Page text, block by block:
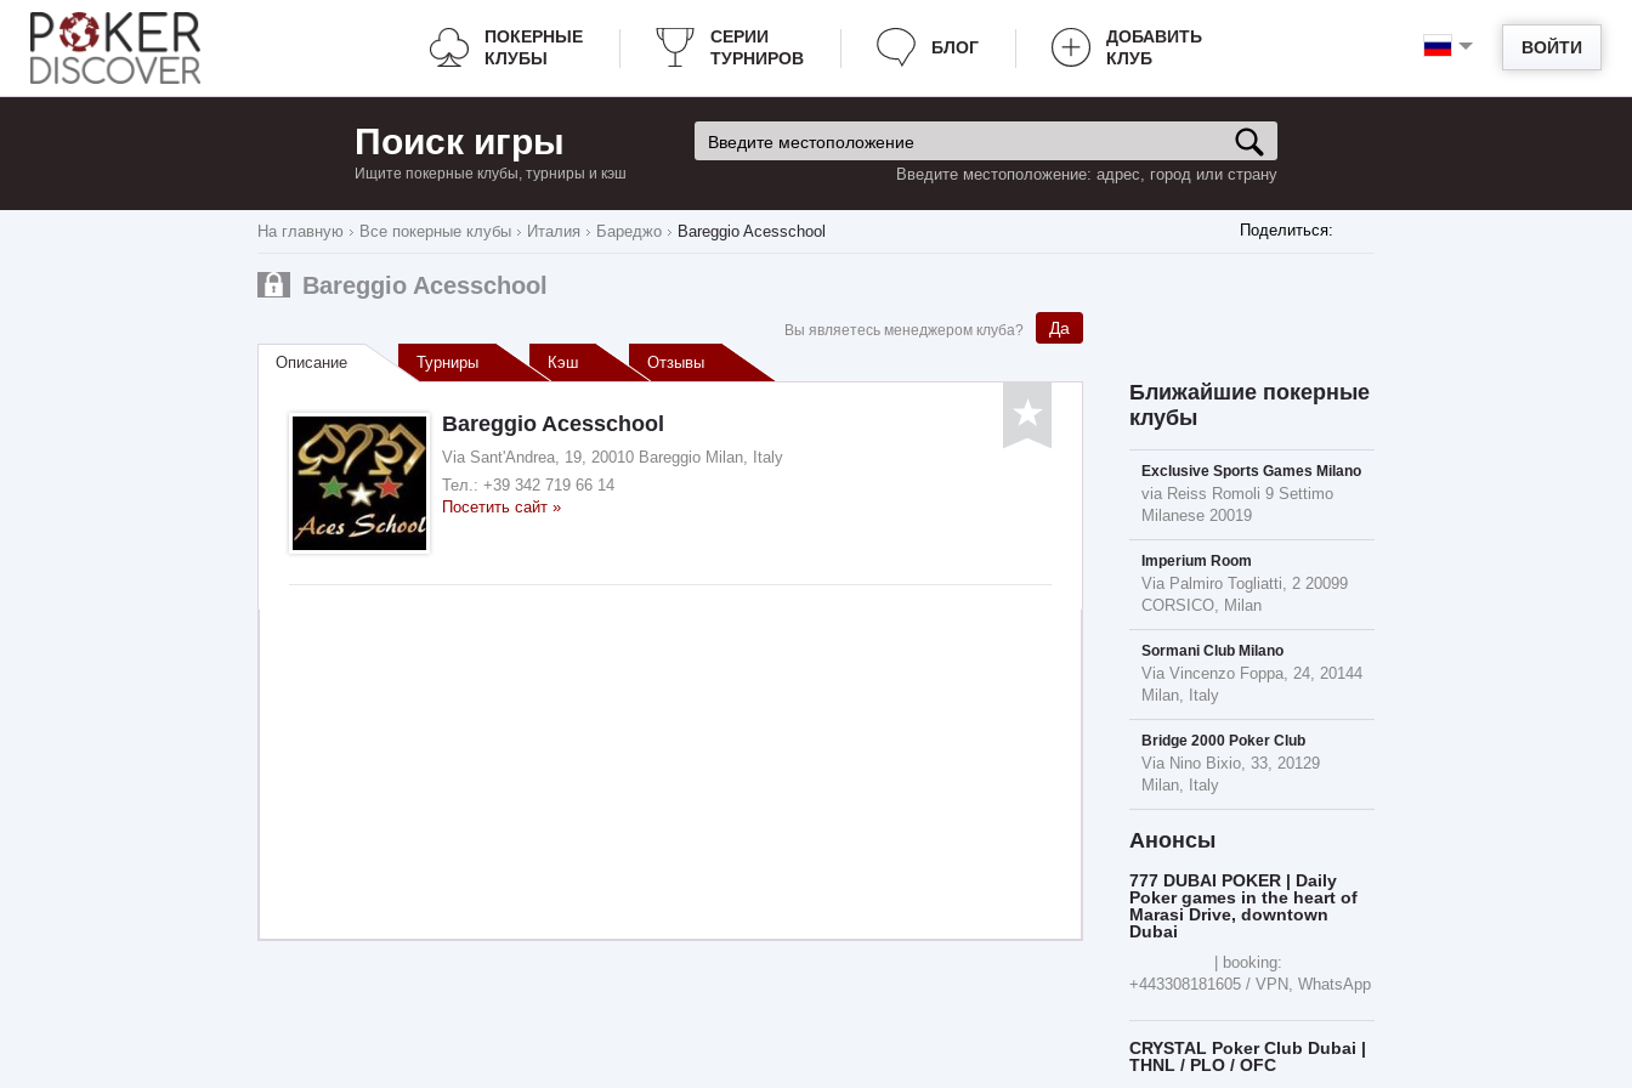
ВОЙТИ
ПОКЕРНЫЕ
КЛУБЫ
СЕРИИ
ТУРНИРОВ
БЛОГ
ДОБАВИТЬ
КЛУБ
Поиск игры
Ищите покерные клубы, турниры и кэш Введите местоположение: адрес, город или страну
Поделиться:
На главную Все покерные клубы Италия Бареджо Bareggio Acesschool
Bareggio Acesschool
Вы являетесь менеджером клуба? Да
Описание Турниры Кэш Отзывы
Bareggio Acesschool
Via Sant'Andrea, 19, 20010 Bareggio Milan, Italy
Тел.: +39 342 719 66 14
Посетить сайт »
Ближайшие покерные
клубы
Exclusive Sports Games Milano
via Reiss Romoli 9 Settimo
Milanese 20019
Imperium Room
Via Palmiro Togliatti, 2 20099
CORSICO, Milan
Sormani Club Milano
Via Vincenzo Foppa, 24, 20144
Milan, Italy
Bridge 2000 Poker Club
Via Nino Bixio, 33, 20129
Milan, Italy
Анонсы
777 DUBAI POKER | Daily
Poker games in the heart of
Marasi Drive, downtown
Dubai
| booking:
+443308181605 / VPN, WhatsApp
CRYSTAL Poker Club Dubai |
THNL / PLO / OFC